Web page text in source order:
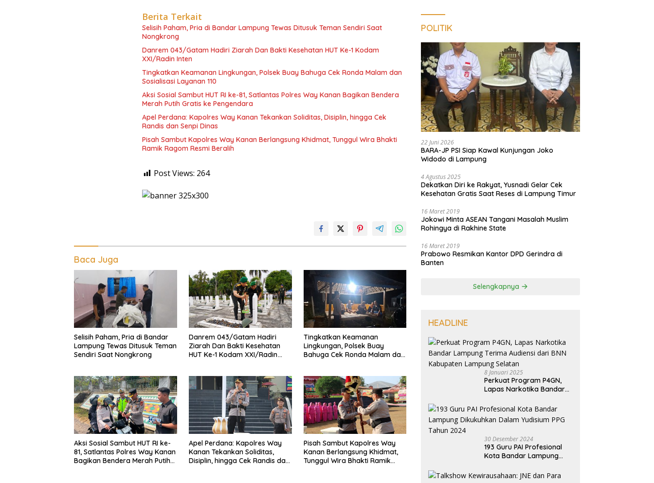
Berita Terkait
Selisih Paham, Pria di Bandar Lampung Tewas Ditusuk Teman Sendiri Saat
Nongkrong
Danrem 043/Gatam Hadiri Ziarah Dan Bakti Kesehatan HUT Ke-1 Kodam
XXI/Radin Inten
Tingkatkan Keamanan Lingkungan, Polsek Buay Bahuga Cek Ronda Malam dan
Sosialisasi Layanan 110
Aksi Sosial Sambut HUT RI ke-81, Satlantas Polres Way Kanan Bagikan Bendera
Merah Putih Gratis ke Pengendara
Apel Perdana: Kapolres Way Kanan Tekankan Soliditas, Disiplin, hingga Cek
Randis dan Senpi Dinas
Pisah Sambut Kapolres Way Kanan Berlangsung Khidmat, Tunggul Wira Bhakti
Ramik Ragom Resmi Beralih
Post Views: 264
Baca Juga
Selisih Paham, Pria di Bandar
Lampung Tewas Ditusuk Teman
Sendiri Saat Nongkrong
Danrem 043/Gatam Hadiri
Ziarah Dan Bakti Kesehatan
HUT Ke-1 Kodam XXI/Radin
Tingkatkan Keamanan
Lingkungan, Polsek Buay
Bahuga Cek Ronda Malam dan
Aksi Sosial Sambut HUT RI ke-
81, Satlantas Polres Way Kanan
Bagikan Bendera Merah Putih
Apel Perdana: Kapolres Way
Kanan Tekankan Soliditas,
Disiplin, hingga Cek Randis dan
Pisah Sambut Kapolres Way
Kanan Berlangsung Khidmat,
Tunggul Wira Bhakti Ramik
POLITIK
22 Juni 2026
BARA-JP PSI Siap Kawal Kunjungan Joko
Widodo di Lampung
4 Agustus 2025
Dekatkan Diri ke Rakyat, Yusnadi Gelar Cek
Kesehatan Gratis Saat Reses di Lampung Timur
16 Maret 2019
Jokowi Minta ASEAN Tangani Masalah Muslim
Rohingya di Rakhine State
16 Maret 2019
Prabowo Resmikan Kantor DPD Gerindra di
Banten
Selengkapnya
HEADLINE
8 Januari 2025
Perkuat Program P4GN,
Lapas Narkotika Bandar
dari BNN Kabupaten
Lampung Selatan
30 Desember 2024
193 Guru PAI Profesional
Kota Bandar Lampung
Yudisium PPG Tahun 2024